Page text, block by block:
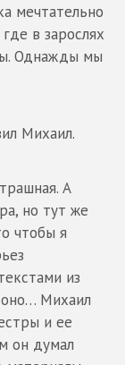
мечтательно
в зарослях
Однажды мы
Михаил.
А
но тут же
чтобы я
из
Михаил
и ее
он думал